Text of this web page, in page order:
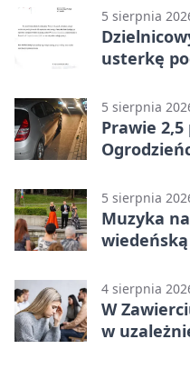
5 sierpnia
usterkę
5 sierpnia
Prawie
5 sierpnia
Muzyka
4 sierpnia
W
w